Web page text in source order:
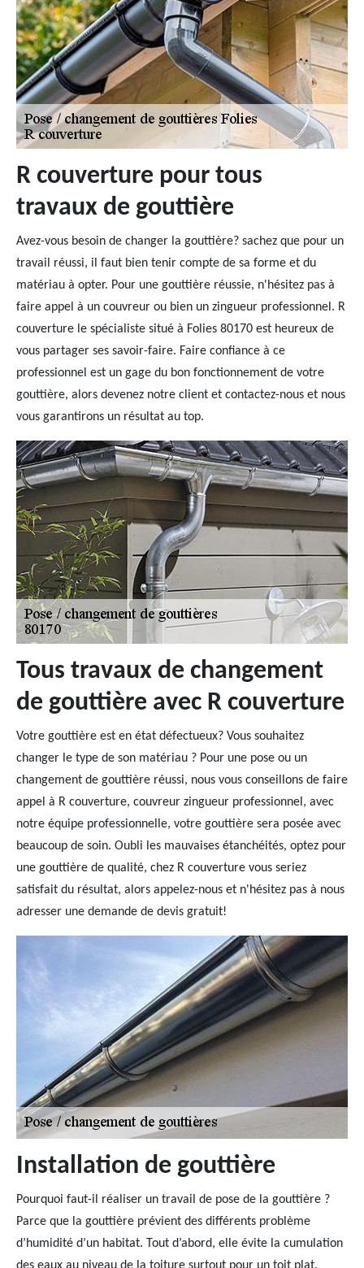
R couverture pour tous
travaux de gouttière
Avez-vous besoin de changer la gouttière? sachez que pour un
travail réussi, il faut bien tenir compte de sa forme et du
matériau à opter. Pour une gouttière réussie, n'hésitez pas à
faire appel à un couvreur ou bien un zingueur professionnel. R
couverture le spécialiste situé à Folies 80170 est heureux de
vous partager ses savoir-faire. Faire confiance à ce
professionnel est un gage du bon fonctionnement de votre
gouttière, alors devenez notre client et contactez-nous et nous
vous garantirons un résultat au top.
Tous travaux de changement
de gouttière avec R couverture
Votre gouttière est en état défectueux? Vous souhaitez
changer le type de son matériau ? Pour une pose ou un
changement de gouttière réussi, nous vous conseillons de faire
appel à R couverture, couvreur zingueur professionnel, avec
notre équipe professionnelle, votre gouttière sera posée avec
beaucoup de soin. Oubli les mauvaises étanchéités, optez pour
une gouttière de qualité, chez R couverture vous seriez
satisfait du résultat, alors appelez-nous et n'hésitez pas à nous
adresser une demande de devis gratuit!
Installation de gouttière
Pourquoi faut-il réaliser un travail de pose de la gouttière ?
Parce que la gouttière prévient des différents problème
d’humidité d’un habitat. Tout d’abord, elle évite la cumulation